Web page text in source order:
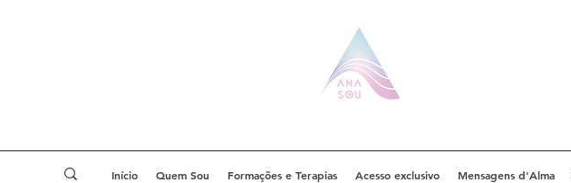
Início Quem Sou Formações e Terapias Acesso exclusivo Mensagens d'Alma